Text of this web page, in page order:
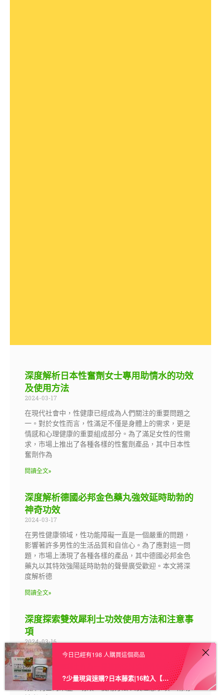
深度解析日本性奮劑女士專用助情水的功效
及使用方法
2024-03-17
在現代社會中，性健康已經成為人們關注的重要問題之
一。對於女性而言，性滿足不僅是身體上的需求，更是
情感和心理健康的重要組成部分。為了滿足女性的性需
求，市場上推出了各種各樣的性奮劑產品，其中日本性
奮劑作為
閱讀全文»
深度解析德國必邦金色藥丸強效延時助勃的
神奇功效
2024-03-17
在男性健康領域，性功能障礙一直是一個嚴重的問題，
影響著許多男性的生活品質和自信心。為了應對這一問
題，市場上湧現了各種各樣的產品，其中德國必邦金色
藥丸以其特效強陽延時助勃的聲譽廣受歡迎。本文將深
度解析德
閱讀全文»
深度探索雙效犀利士功效使用方法和注意事
項
2024-03-16
在當今快節奏的生活中，性健康問題越來越受到人們的
關注。雙效犀利士作為一種被廣泛討論的性保健產品，
其獨特的功效引起了眾多人的關注。本文將深入探討雙
效犀利士的來歷、功效、使用方法以及注意事項，幫助
今日已經有198 人購買這個商品
?少量現貨速購?日本藤素|16粒入【授權進口】★三送一★ – 1盒 原價1699 現下殺價 1599